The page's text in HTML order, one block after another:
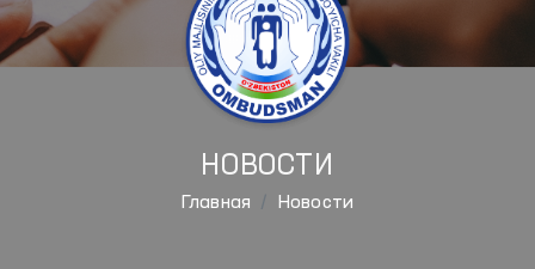
НОВОСТИ
Главная Новости